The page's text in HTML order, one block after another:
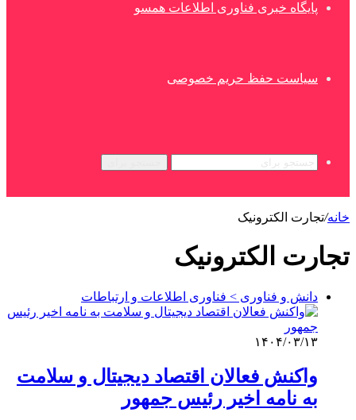
پایگاه خبری فناوری اطلاعات همسو
سیاست حفظ حریم خصوصی
خانه/تجارت الکترونیک
تجارت الکترونیک
دانش و فناوری > فناوری اطلاعات و ارتباطات
۱۴۰۴/۰۳/۱۳
واکنش فعالان اقتصاد دیجیتال و سلامت
به نامه اخیر رئیس جمهور